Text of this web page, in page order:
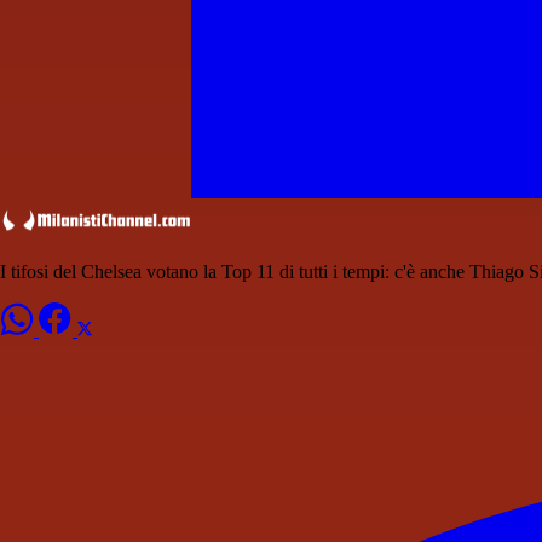
I tifosi del Chelsea votano la Top 11 di tutti i tempi: c'è anche Thiago